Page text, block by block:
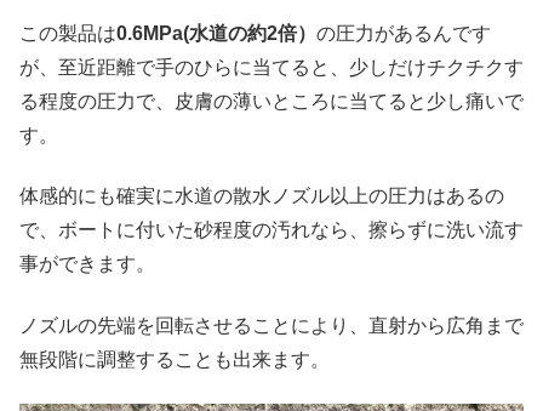
この製品は0.6MPa(水道の約2倍） の圧力があるんです
が、至近距離で手のひらに当てると、少しだけチクチクす
る程度の圧力で、皮膚の薄いところに当てると少し痛いで
す。
体感的にも確実に水道の散水ノズル以上の圧力はあるの
で、ボートに付いた砂程度の汚れなら、擦らずに洗い流す
事ができます。
ノズルの先端を回転させることにより、直射から広角まで
無段階に調整することも出来ます。